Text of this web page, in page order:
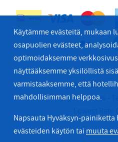
© 2026
Privacy & Cookies
Käytämme evästeitä, mukaan
osapuolien evästeet,
optimoidaksemme
näyttääksemme yksilöllistä
varmistaaksemme, että
mahdollisimman helppoa.
Napsauta Hyväksyn-painiketta
evästeiden käytön tai muuta